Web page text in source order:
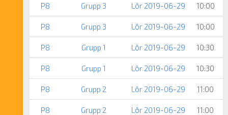
P8 Grupp 3 Lör 2019-06-29 10:00
P8 Grupp 3 Lör 2019-06-29 10:00
P8 Grupp 1 Lör 2019-06-29 10:30
P8 Grupp 1 Lör 2019-06-29 10:30
P8 Grupp 2 Lör 2019-06-29 11:00
P8 Grupp 2 Lör 2019-06-29 11:00